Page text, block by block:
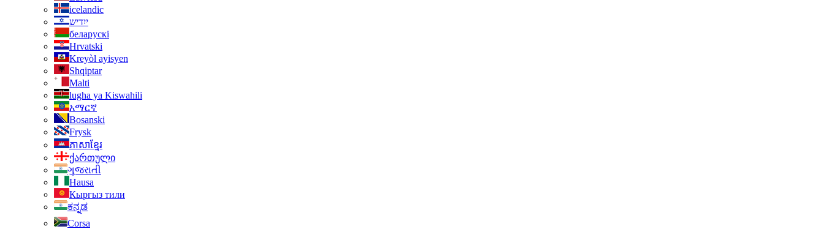
icelandic
ייִדיש
беларускі
Hrvatski
Kreyòl ayisyen
Shqiptar
Malti
lugha ya Kiswahili
አማርኛ
Bosanski
Frysk
ភាសាខ្មែរ
ქართული
ગુજરાતી
Hausa
Кыргыз тили
ಕನ್ನಡ
Corsa